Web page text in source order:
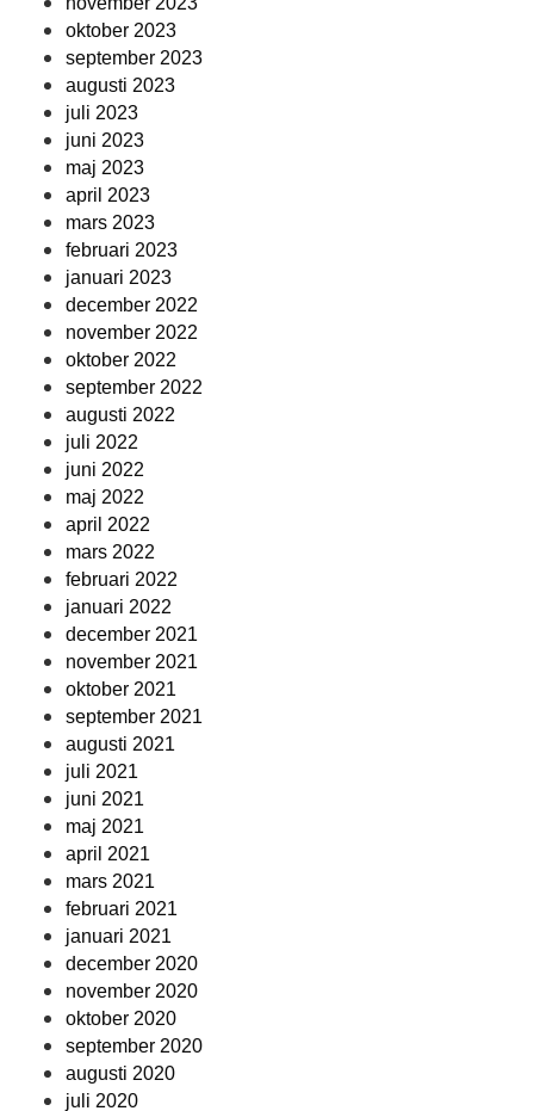
oktober 2023
september 2023
augusti 2023
juli 2023
juni 2023
maj 2023
april 2023
mars 2023
februari 2023
januari 2023
december 2022
november 2022
oktober 2022
september 2022
augusti 2022
juli 2022
juni 2022
maj 2022
april 2022
mars 2022
februari 2022
januari 2022
december 2021
november 2021
oktober 2021
september 2021
augusti 2021
juli 2021
juni 2021
maj 2021
april 2021
mars 2021
februari 2021
januari 2021
december 2020
november 2020
oktober 2020
september 2020
augusti 2020
juli 2020